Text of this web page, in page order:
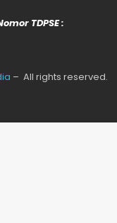
TDPSE :
– All rights reserved.